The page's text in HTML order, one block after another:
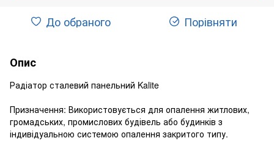
До обраного Порівняти
Опис
Радіатор сталевий панельний Kalite
Призначення: Використовується для опалення житлових,
громадських, промислових будівель або будинків з
індивідуальною системою опалення закритого типу.